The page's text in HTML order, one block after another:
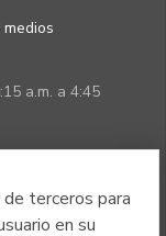
terceros para
en su
a.m. a 4:45